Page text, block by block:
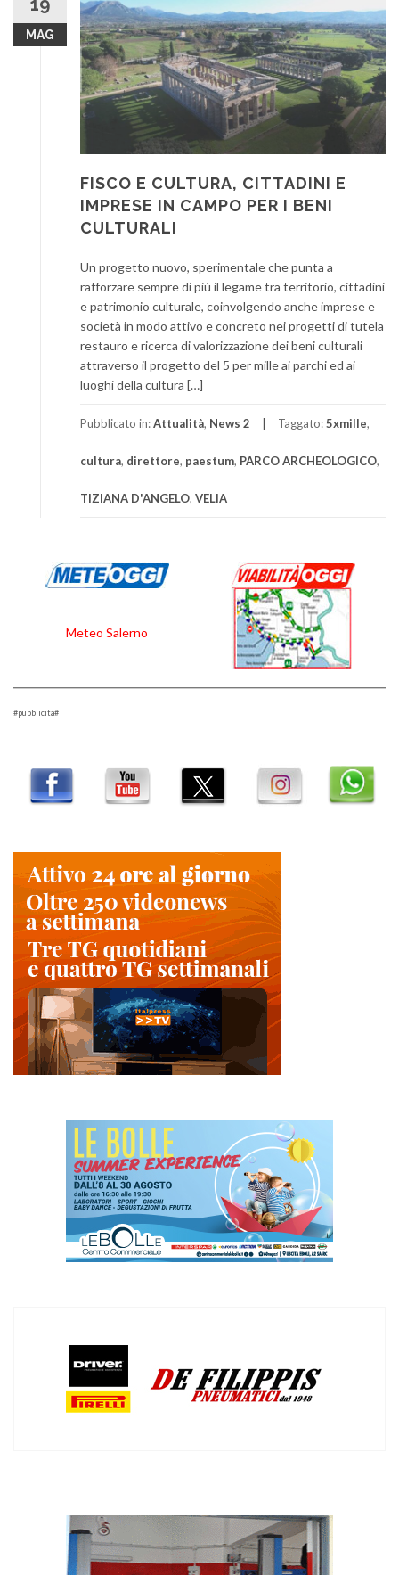
MAG
FISCO E CULTURA, CITTADINI E
IMPRESE IN CAMPO PER I BENI
CULTURALI
Un progetto nuovo, sperimentale che punta a
rafforzare sempre di più il legame tra territorio, cittadini
e patrimonio culturale, coinvolgendo anche imprese e
società in modo attivo e concreto nei progetti di tutela
restauro e ricerca di valorizzazione dei beni culturali
attraverso il progetto del 5 per mille ai parchi ed ai
luoghi della cultura […]
Pubblicato in:Attualità, News 2 Taggato:5xmille,
cultura, direttore, paestum, PARCO ARCHEOLOGICO,
TIZIANA D'ANGELO, VELIA
Meteo Salerno
#pubblicità#